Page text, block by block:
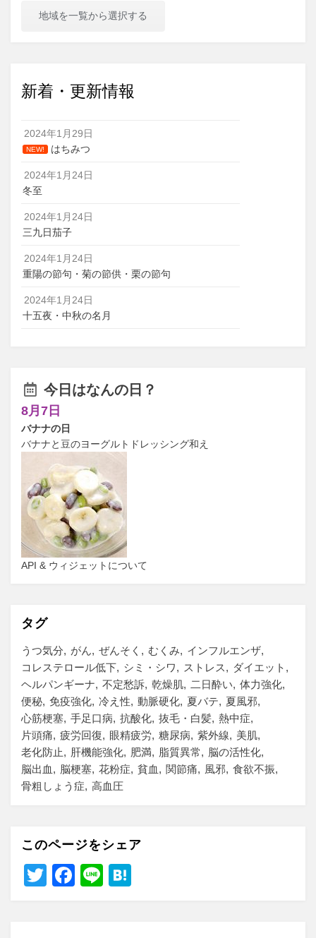
地域を一覧から選択する
新着・更新情報
2024年1月29日
NEW! はちみつ
2024年1月24日
冬至
2024年1月24日
三九日茄子
2024年1月24日
重陽の節句・菊の節供・栗の節句
2024年1月24日
十五夜・中秋の名月
今日はなんの日？
8月7日
バナナの日
バナナと豆のヨーグルトドレッシング和え
API & ウィジェットについて
タグ
うつ気分 がん ぜんそく むくみ
インフルエンザ
コレステロール低下
シミ・シワ ストレス
ダイエット
ヘルパンギーナ
不定愁訴 乾燥肌 二日酔い
体力強化
便秘 免疫強化 冷え性 動脈硬化 夏バテ
夏風邪
心筋梗塞 手足口病 抗酸化 抜毛・白髪 熱中症
片頭痛
疲労回復 眼精疲労 糖尿病 紫外線
美肌
老化防止
肝機能強化 肥満 脂質異常
脳の活性化
脳出血
脳梗塞 花粉症 貧血 関節痛 風邪 食欲不振
骨粗しょう症
高血圧
このページをシェア
T
F
Li